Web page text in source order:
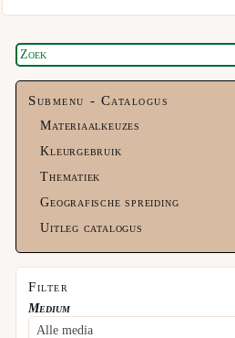
Submenu - Catalogus
Materiaalkeuzes
Kleurgebruik
Thematiek
Geografische spreiding
Uitleg catalogus
Filter
Medium
Alle media